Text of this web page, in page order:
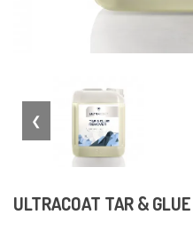
❮
ULTRACOAT TAR &